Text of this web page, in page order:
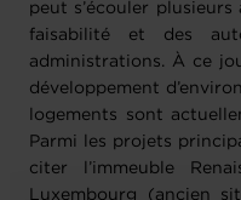
peut s’écouler
faisabilité et des
administrations. À ce
développement
logements sont
Parmi les projets
citer l’immeuble
Luxembourg (ancien